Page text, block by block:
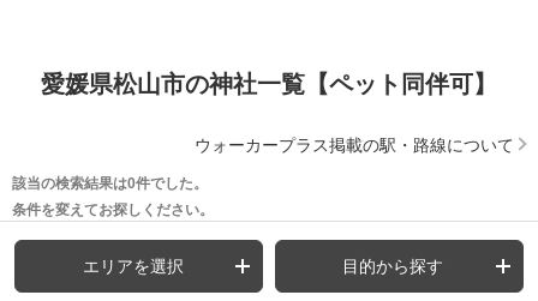
愛媛県松山市の神社一覧【ペット同伴可】
ウォーカープラス掲載の駅・路線について
該当の検索結果は0件でした。
条件を変えてお探しください。
エリアを選択 目的から探す